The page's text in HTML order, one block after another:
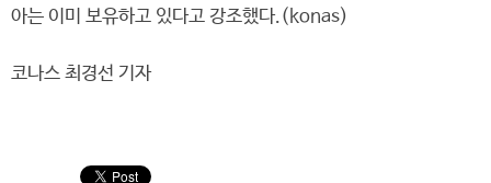
아는 이미 보유하고 있다고 강조했다.(konas)
코나스 최경선 기자